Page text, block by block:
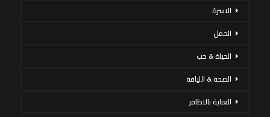
الاسرة
الحمل
الحياة & حب
الصحة & اللياقة
العناية بالاظافر